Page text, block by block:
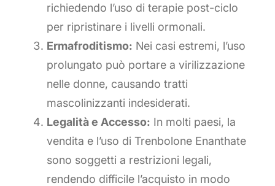
richiedendo l’uso di terapie post-ciclo
per ripristinare i livelli ormonali.
Ermafroditismo: Nei casi estremi, l’uso
prolungato può portare a virilizzazione
nelle donne, causando tratti
mascolinizzanti indesiderati.
Legalità e Accesso: In molti paesi, la
vendita e l’uso di Trenbolone Enanthate
sono soggetti a restrizioni legali,
rendendo difficile l’acquisto in modo